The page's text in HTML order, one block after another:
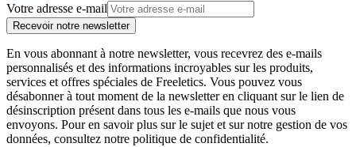
Votre adresse e-mail
Recevoir notre newsletter
En vous abonnant à notre newsletter, vous recevrez des e-mails
personnalisés et des informations incroyables sur les produits,
services et offres spéciales de Freeletics. Vous pouvez vous
désabonner à tout moment de la newsletter en cliquant sur le lien de
désinscription présent dans tous les e-mails que nous vous
envoyons. Pour en savoir plus sur le sujet et sur notre gestion de vos
données, consultez notre politique de confidentialité.